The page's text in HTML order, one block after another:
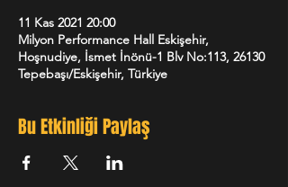
11 Kas 2021 20:00
Milyon Performance Hall Eskişehir,
Hoşnudiye, İsmet İnönü-1 Blv No:113, 26130
Tepebaşı/Eskişehir, Türkiye
Bu Etkinliği Paylaş